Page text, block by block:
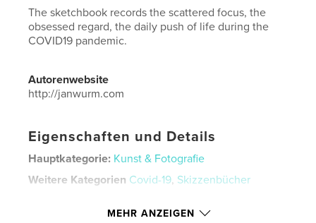
The sketchbook records the scattered focus, the
obsessed regard, the daily push of life during the
COVID19 pandemic.
Autorenwebsite
http://janwurm.com
Eigenschaften und Details
Hauptkategorie: Kunst & Fotografie
Weitere Kategorien Covid-19, Skizzenbücher
110
MEHR ANZEIGEN